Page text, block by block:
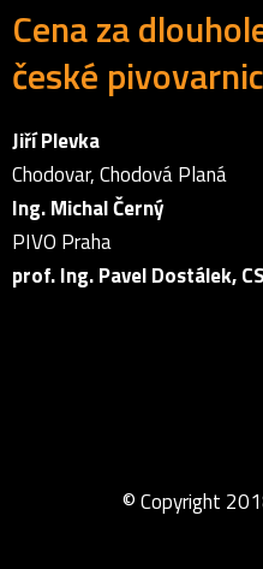
Cena za
české
Jiří Plevka
Chodovar, Chodová Planá
Ing. Michal Černý
PIVO Praha
prof. Ing. Pavel Dostálek,
© Copyright